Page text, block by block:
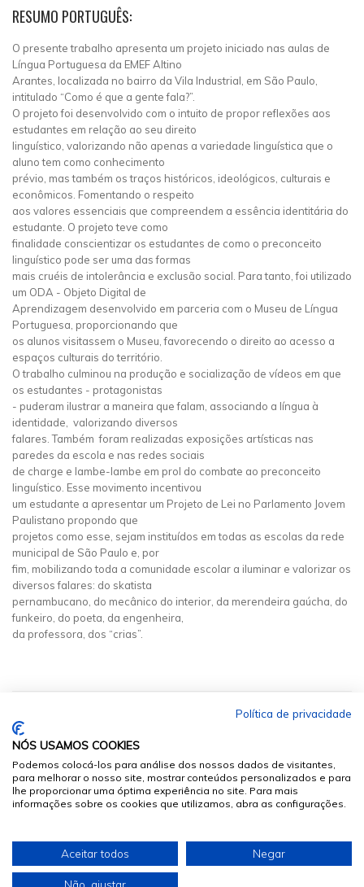
RESUMO PORTUGUÊS:
O presente trabalho apresenta um projeto iniciado nas aulas de
Língua Portuguesa da EMEF Altino
Arantes, localizada no bairro da Vila Industrial, em São Paulo,
intitulado “Como é que a gente fala?”.
O projeto foi desenvolvido com o intuito de propor reflexões aos
estudantes em relação ao seu direito
linguístico, valorizando não apenas a variedade linguística que o
aluno tem como conhecimento
prévio, mas também os traços históricos, ideológicos, culturais e
econômicos. Fomentando o respeito
aos valores essenciais que compreendem a essência identitária do
estudante. O projeto teve como
finalidade conscientizar os estudantes de como o preconceito
linguístico pode ser uma das formas
mais cruéis de intolerância e exclusão social. Para tanto, foi utilizado
um ODA - Objeto Digital de
Aprendizagem desenvolvido em parceria com o Museu de Língua
Portuguesa, proporcionando que
os alunos visitassem o Museu, favorecendo o direito ao acesso a
espaços culturais do território.
O trabalho culminou na produção e socialização de vídeos em que
os estudantes - protagonistas
- puderam ilustrar a maneira que falam, associando a língua à
identidade, valorizando diversos
falares. Também foram realizadas exposições artísticas nas
paredes da escola e nas redes sociais
de charge e lambe-lambe em prol do combate ao preconceito
linguístico. Esse movimento incentivou
um estudante a apresentar um Projeto de Lei no Parlamento Jovem
Paulistano propondo que
projetos como esse, sejam instituídos em todas as escolas da rede
municipal de São Paulo e, por
fim, mobilizando toda a comunidade escolar a iluminar e valorizar os
diversos falares: do skatista
pernambucano, do mecânico do interior, da merendeira gaúcha, do
funkeiro, do poeta, da engenheira,
da professora, dos “crias”.
© 2026 Sumários.org
. Todos os Direitos Reservados
Desenvolvido por
Política de privacidade
NÓS USAMOS COOKIES
Podemos colocá-los para análise dos nossos dados de visitantes,
para melhorar o nosso site, mostrar conteúdos personalizados e para
lhe proporcionar uma óptima experiência no site. Para mais
informações sobre os cookies que utilizamos, abra as configurações.
Aceitar todos Negar
Não, ajustar